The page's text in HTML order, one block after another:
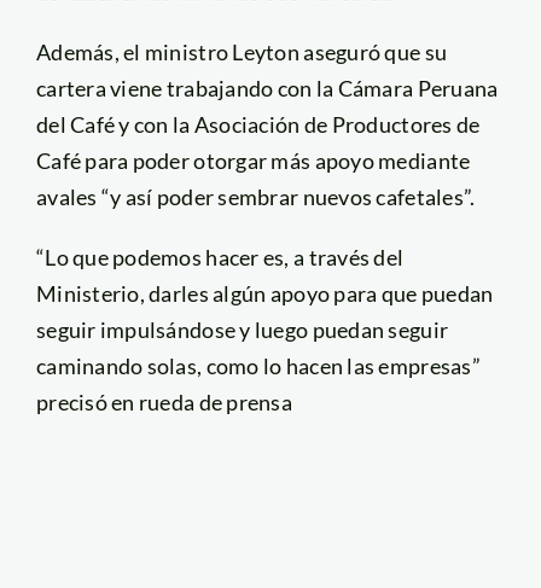
Además, el ministro Leyton aseguró que su
cartera viene trabajando con la Cámara Peruana
del Café y con la Asociación de Productores de
Café para poder otorgar más apoyo mediante
avales “y así poder sembrar nuevos cafetales”.
“Lo que podemos hacer es, a través del
Ministerio, darles algún apoyo para que puedan
seguir impulsándose y luego puedan seguir
caminando solas, como lo hacen las empresas”
precisó en rueda de prensa